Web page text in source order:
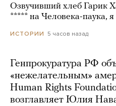
Озвучивший хлеб Гарик
***** на Человека-паука,
ИСТОРИИ 5 часов назад
Генпрокуратура РФ
«нежелательным»
Human Rights
возглавляет Юлия